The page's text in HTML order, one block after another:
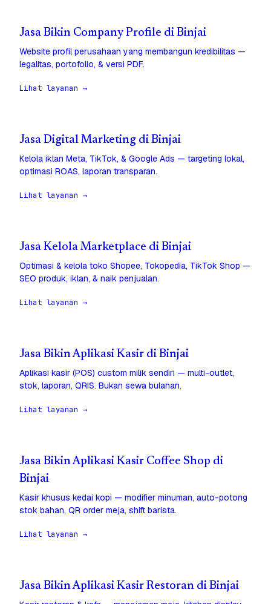
Jasa Bikin Company Profile di Binjai
Website profil perusahaan yang membangun kredibilitas —
legalitas, portofolio, & versi PDF.
Lihat layanan →
Jasa Digital Marketing di Binjai
Kelola iklan Meta, TikTok, & Google Ads — targeting lokal,
optimasi ROAS, laporan transparan.
Lihat layanan →
Jasa Kelola Marketplace di Binjai
Optimasi & kelola toko Shopee, Tokopedia, TikTok Shop —
SEO produk, iklan, & naik penjualan.
Lihat layanan →
Jasa Bikin Aplikasi Kasir di Binjai
Aplikasi kasir (POS) custom milik sendiri — multi-outlet,
stok, laporan, QRIS. Bukan sewa bulanan.
Lihat layanan →
Jasa Bikin Aplikasi Kasir Coffee Shop di
Binjai
Kasir khusus kedai kopi — modifier minuman, auto-potong
stok bahan, QR order meja, shift barista.
Lihat layanan →
Jasa Bikin Aplikasi Kasir Restoran di Binjai